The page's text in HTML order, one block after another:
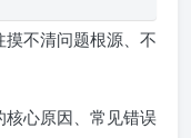
不清问题根源、不
心原因、常见错误